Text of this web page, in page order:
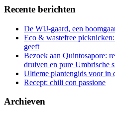
Recente berichten
De WIJ-gaard, een
Eco & wastefree
geeft
Bezoek aan Quintosapore:
druiven en pure Umbrische
Ultieme plantengids voor in
Recept: chili con passione
Archieven